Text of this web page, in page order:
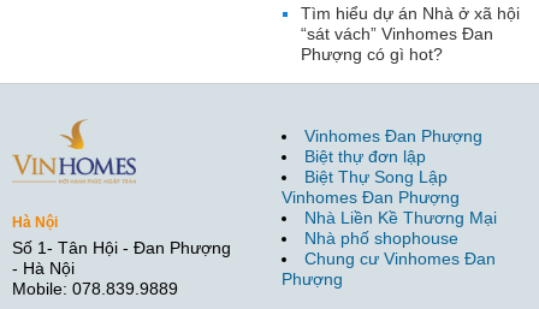
Tìm hiểu dự án Nhà ở xã hội
“sát vách” Vinhomes Đan
Phượng có gì hot?
Hà Nội
Số 1- Tân Hội - Đan Phượng
- Hà Nội
Mobile: 078.839.9889
Vinhomes Đan Phượng
Biệt thự đơn lập
Biệt Thự Song Lập
Vinhomes Đan Phượng
Nhà Liền Kề Thương Mại
Nhà phố shophouse
Chung cư Vinhomes Đan
Phượng